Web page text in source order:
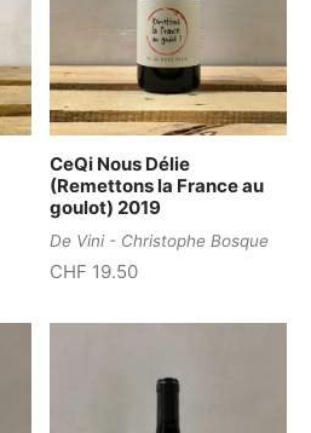
CeQi Nous Délie
(Remettons la France au
goulot) 2019
De Vini - Christophe Bosque
CHF 19.50